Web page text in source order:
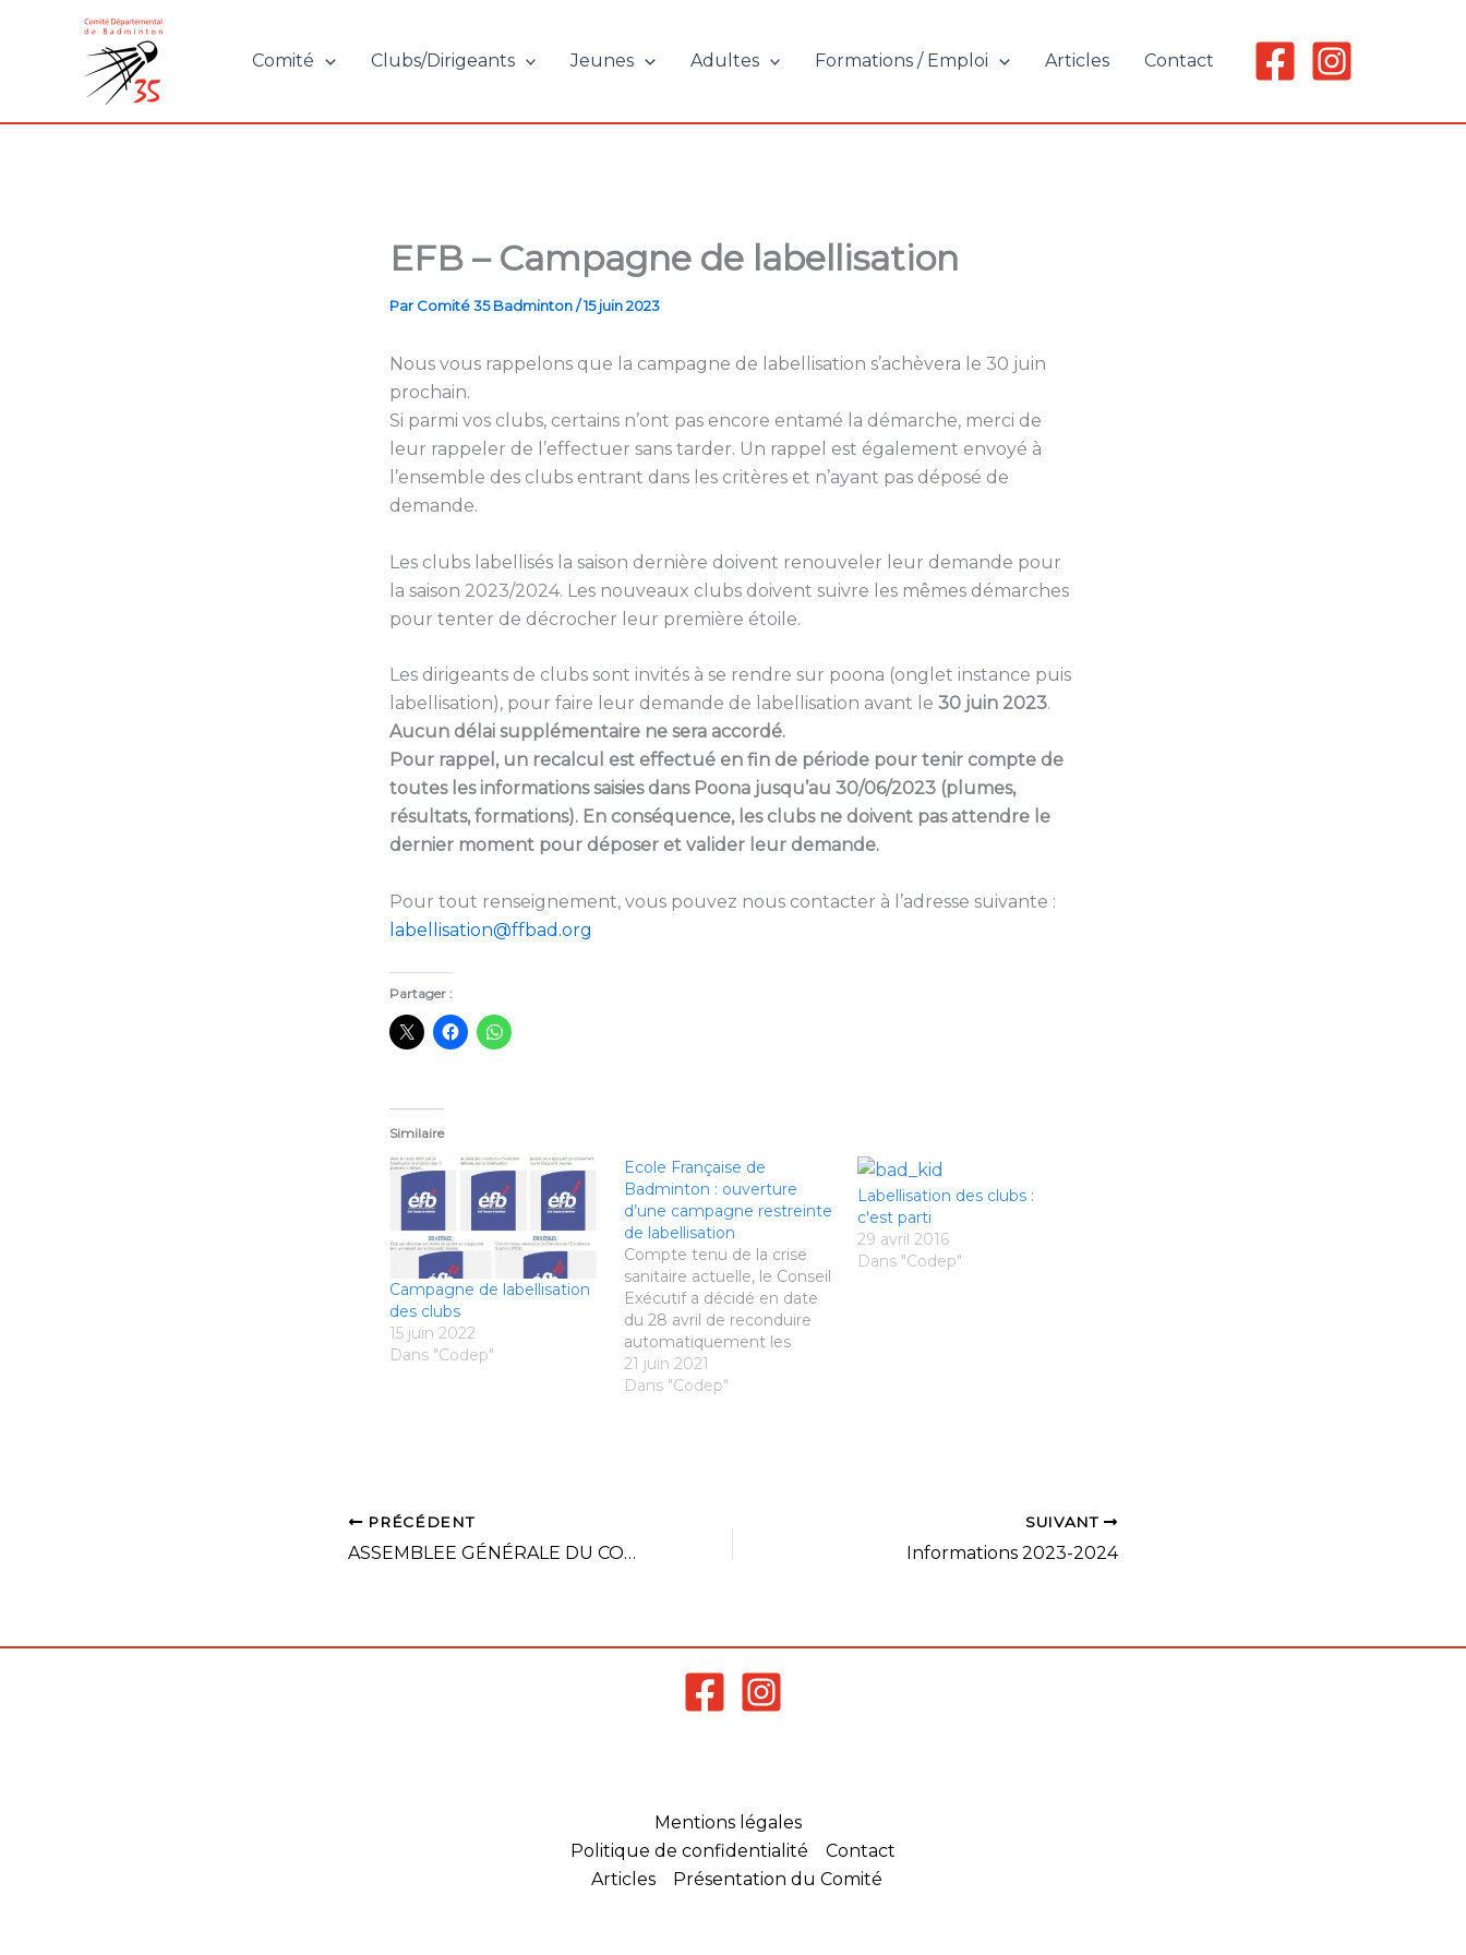
Comité Clubs/Dirigeants Jeunes Adultes Formations / Emploi Articles Contact
EFB – Campagne de labellisation
Par Comité 35 Badminton/15 juin 2023
Nous vous rappelons que la campagne de labellisation s’achèvera le 30 juin
prochain.
Si parmi vos clubs, certains n’ont pas encore entamé la démarche, merci de
leur rappeler de l’effectuer sans tarder. Un rappel est également envoyé à
l’ensemble des clubs entrant dans les critères et n’ayant pas déposé de
demande.
Les clubs labellisés la saison dernière doivent renouveler leur demande pour
la saison 2023/2024. Les nouveaux clubs doivent suivre les mêmes démarches
pour tenter de décrocher leur première étoile.
Les dirigeants de clubs sont invités à se rendre sur poona (onglet instance puis
labellisation), pour faire leur demande de labellisation avant le 30 juin 2023.
Aucun délai supplémentaire ne sera accordé.
Pour rappel, un recalcul est effectué en fin de période pour tenir compte de
toutes les informations saisies dans Poona jusqu’au 30/06/2023 (plumes,
résultats, formations). En conséquence, les clubs ne doivent pas attendre le
dernier moment pour déposer et valider leur demande.
Pour tout renseignement, vous pouvez nous contacter à l’adresse suivante :
labellisation@ffbad.org
Partager :
Similaire
Campagne de labellisation
des clubs
15 juin 2022
Dans "Codep"
Ecole Française de
Badminton : ouverture
d’une campagne restreinte
de labellisation
Compte tenu de la crise
sanitaire actuelle, le Conseil
Exécutif a décidé en date
du 28 avril de reconduire
automatiquement les
labels EFB obtenus lors de
la campagne 2019-2020
21 juin 2021
Dans "Codep"
Labellisation des clubs :
c'est parti
29 avril 2016
Dans "Codep"
PRÉCÉDENT
ASSEMBLEE GÉNÉRALE DU COMITÉ : VENDREDI 9 JUIN
SUIVANT
Informations 2023-2024
Mentions légales
Politique de confidentialité
Contact
Articles
Présentation du Comité